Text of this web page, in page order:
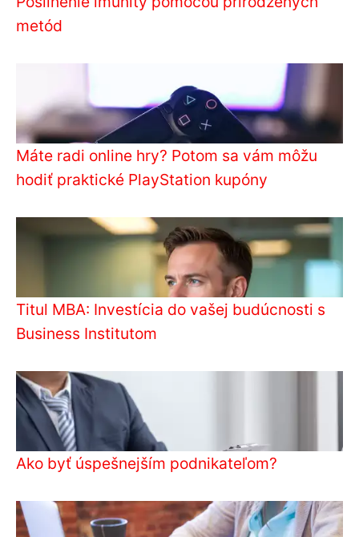
metód
Máte radi online hry? Potom sa vám môžu
hodiť praktické PlayStation kupóny
Titul MBA: Investícia do vašej budúcnosti s
Business Institutom
Ako byť úspešnejším podnikateľom?